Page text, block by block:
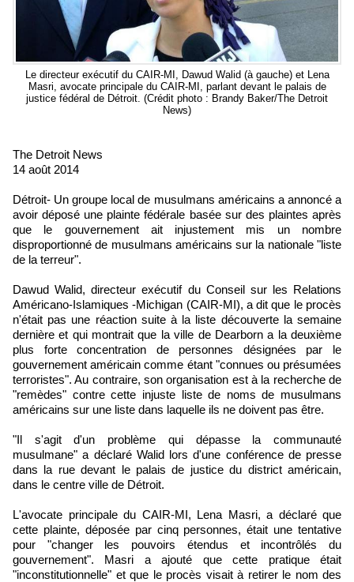
Le directeur exécutif du CAIR-MI, Dawud Walid (à gauche) et Lena
Masri, avocate principale du CAIR-MI, parlant devant le palais de
justice fédéral de Détroit. (Crédit photo : Brandy Baker/The Detroit
News)
The Detroit News
14 août 2014
Détroit- Un groupe local de musulmans américains a annoncé a
avoir déposé une plainte fédérale basée sur des plaintes après
que le gouvernement ait injustement mis un nombre
disproportionné de musulmans américains sur la nationale "liste
de la terreur".
Dawud Walid, directeur exécutif du Conseil sur les Relations
Américano-Islamiques -Michigan (CAIR-MI), a dit que le procès
n'était pas une réaction suite à la liste découverte la semaine
dernière et qui montrait que la ville de Dearborn a la deuxième
plus forte concentration de personnes désignées par le
gouvernement américain comme étant "connues ou présumées
terroristes". Au contraire, son organisation est à la recherche de
"remèdes" contre cette injuste liste de noms de musulmans
américains sur une liste dans laquelle ils ne doivent pas être.
"Il s'agit d'un problème qui dépasse la communauté
musulmane" a déclaré Walid lors d'une conférence de presse
dans la rue devant le palais de justice du district américain,
dans le centre ville de Détroit.
L'avocate principale du CAIR-MI, Lena Masri, a déclaré que
cette plainte, déposée par cinq personnes, était une tentative
pour "changer les pouvoirs étendus et incontrôlés du
gouvernement". Masri a ajouté que cette pratique était
"inconstitutionnelle" et que le procès visait à retirer le nom des